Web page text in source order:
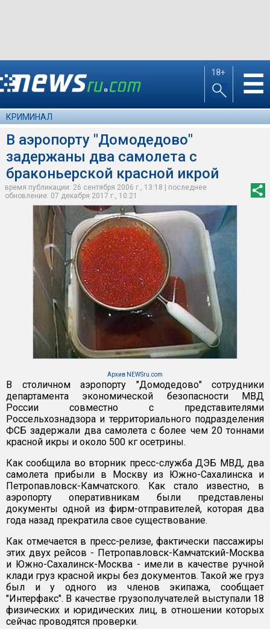
18+ ☰
КРИМИНАЛ
В аэропорту "Домодедово"
задержаны два самолета с
браконьерской красной икрой
время публикации: 26 сентября 2006 г., 13:18 | последнее
обновление: 07 декабря 2017 г., 10:21
Архив NEWSru.com
В столичном аэропорту "Домодедово" сотрудники
департамента экономической безопасности МВД
России совместно с представителями
Россельхознадзора и территориального подразделения
ФСБ задержали два самолета с более чем 20 тоннами
красной икры и около 500 кг осетрины.
Как сообщила во вторник пресс-служба ДЭБ МВД, два
самолета прибыли в Москву из Южно-Сахалинска и
Петропавловск-Камчатского. Как стало известно, в
аэропорту оперативникам были представлены
документы одной из фирм-отправителей, которая два
года назад прекратила свое существование.
Как отмечается в пресс-релизе, фактически пассажиры
этих двух рейсов - Петропавловск-Камчатский-Москва
и Южно-Сахалинск-Москва - имели в качестве ручной
клади груз красной икры без документов. Такой же груз
был и у одного из членов экипажа, сообщает
"Интерфакс". В качестве грузополучателей выступали 18
физических и юридических лиц, в отношении которых
сейчас проводятся проверки.